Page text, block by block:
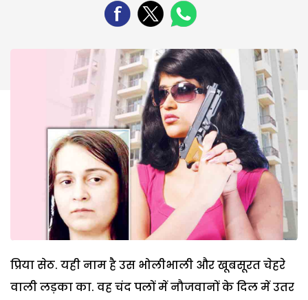
प्रिया सेठ. यही नाम है उस भोलीभाली और खूबसूरत चेहरे
वाली लड़का का. वह चंद पलों में नौजवानों के दिल में उतर